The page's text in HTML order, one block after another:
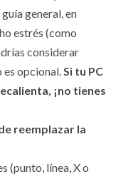
general, en
estrés (como
considerar
es opcional.Si tu PC
¡no tienes
reemplazar la
(punto, línea, X o